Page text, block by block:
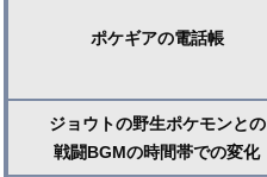
ポケギアの電話帳
ジョウトの野生ポケモンとの
戦闘BGMの時間帯での変化